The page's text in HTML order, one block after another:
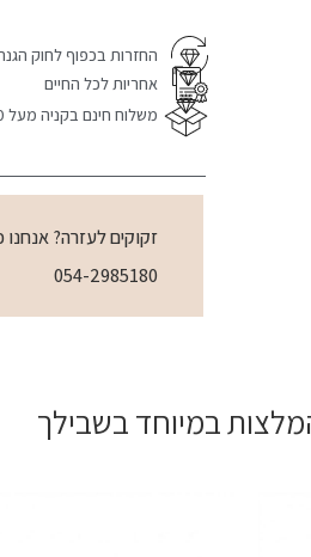
החזרות בכפוף לחוק
אחריות לכל החיים
משלוח חינם בקניה מעל 1500 ש"ח
זקוקים לעזרה?
054-2985180
במיוחד בשבילך